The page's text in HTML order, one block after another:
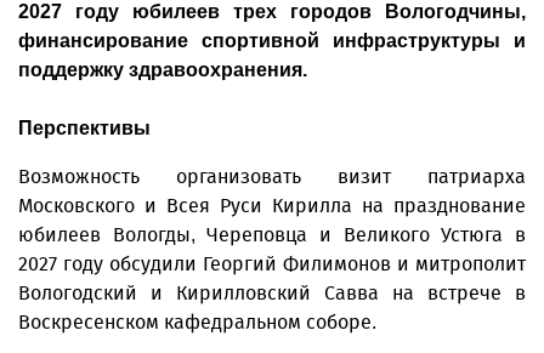
2027 году юбилеев трех городов Вологодчины,
финансирование спортивной инфраструктуры и
поддержку здравоохранения.
Перспективы
Возможность организовать визит патриарха
Московского и Всея Руси Кирилла на празднование
юбилеев Вологды, Череповца и Великого Устюга в
2027 году обсудили Георгий Филимонов и митрополит
Вологодский и Кирилловский Савва на встрече в
Воскресенском кафед­ральном соборе.